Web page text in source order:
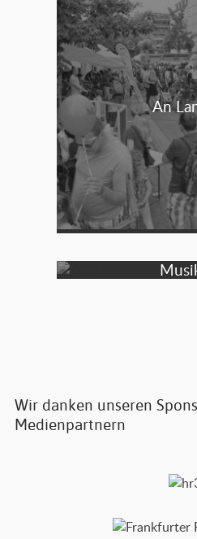
An
Wir danken unseren
Medienpartnern